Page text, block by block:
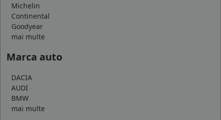
Michelin
Continental
Goodyear
mai multe
Marca auto
DACIA
AUDI
BMW
mai multe